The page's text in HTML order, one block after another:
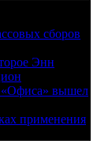
сборов
Энн
«Офиса» вышел
применения